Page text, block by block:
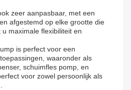
zeer aanpasbaar, met een
afgestemd op elke grootte die
maximale flexibiliteit en
is perfect voor een
waaronder als
schuimfles pomp, en
voor zowel persoonlijk als